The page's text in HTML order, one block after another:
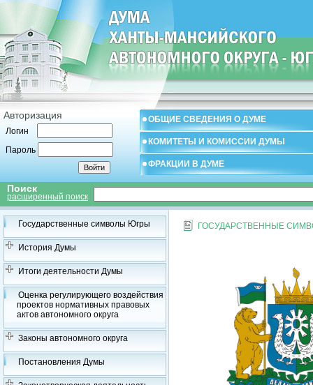
Авторизация
Логин
Пароль
ОБЩИЕ СВЕДЕНИЯ О ДУМЕ
КОМИТЕТЫ И КОМИССИИ ДУМЫ
ФРАКЦИИ В ДУМЕ
Поиск
расширенный поиск
Государственные символы Югры
История Думы
Итоги деятельности Думы
Оценка регулирующего воздействия
проектов нормативных правовых
актов автономного округа
Законы автономного округа
Постановления Думы
ГОСУДАРСТВЕННЫЕ